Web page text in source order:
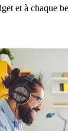
et à chaque